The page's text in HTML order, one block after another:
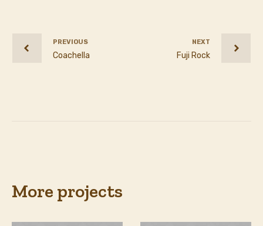
PREVIOUS
Coachella
NEXT
Fuji Rock
More projects